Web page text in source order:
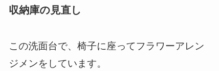
収納庫の見直し
この洗面台で、椅子に座ってフラワーアレン
ジメンをしています。